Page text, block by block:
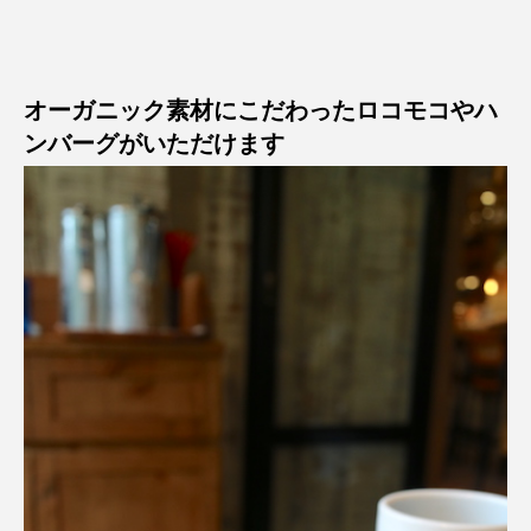
オーガニック素材にこだわったロコモコやハ
ンバーグがいただけます